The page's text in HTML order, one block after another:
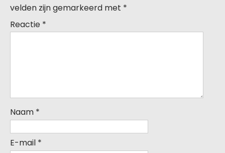
velden zijn gemarkeerd met *
Reactie *
Naam *
E-mail *